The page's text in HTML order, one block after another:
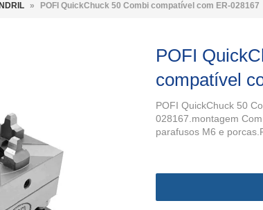
» POFI QuickChuck 50 Combi compatível com ER-028167
POFI
compatível
POFI QuickChuck 50
028167.montagem
parafusos M6 e